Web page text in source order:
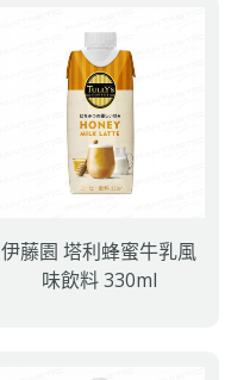
伊藤園 塔利蜂蜜牛乳風
味飲料 330ml